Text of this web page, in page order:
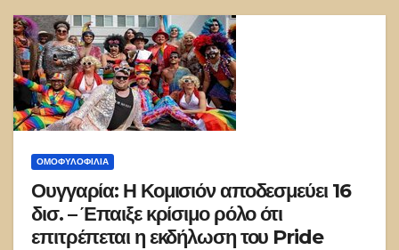
ΟΜΟΦΥΛΟΦΙΛΊΑ
Ουγγαρία: Η Κομισιόν αποδεσμεύει 16
δισ. – Έπαιξε κρίσιμο ρόλο ότι
επιτρέπεται η εκδήλωση του Pride